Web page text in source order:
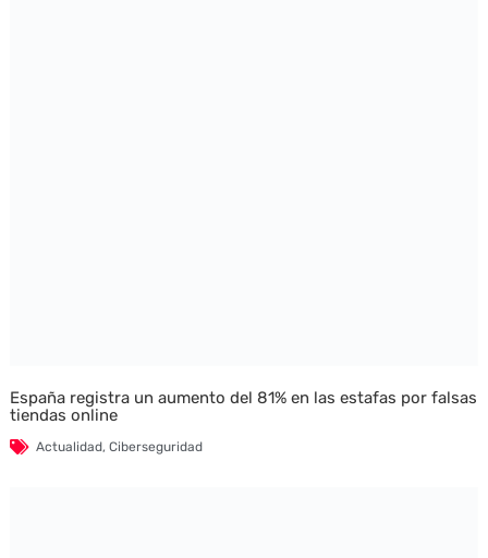
España registra un aumento del 81% en las estafas por falsas
tiendas online
Actualidad, Ciberseguridad